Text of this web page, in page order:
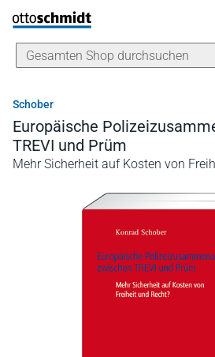
Direkt zum Inhalt
Schober
Europäische
TREVI und Prüm
Mehr Sicherheit auf Kosten von